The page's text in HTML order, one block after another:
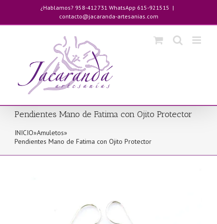
contenido
¿Hablamos? 958-412731 WhatsApp 615-921515 |
contacto@jacaranda-artesanias.com
Pendientes Mano de Fatima con Ojito Protector
INICIO»Amuletos»
Pendientes Mano de Fatima con Ojito Protector